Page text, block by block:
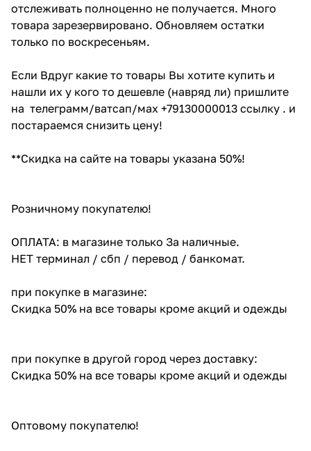
отслеживать полноценно не получается. Много
товара зарезервировано. Обновляем остатки
только по воскресеньям.
Если Вдруг какие то товары Вы хотите купить и
нашли их у кого то дешевле (навряд ли) пришлите
на телеграмм/ватсап/мах +79130000013 ссылку . и
постараемся снизить цену!
**Скидка на сайте на товары указана 50%!
Розничному покупателю!
ОПЛАТА: в магазине только За наличные.
НЕТ терминал / сбп / перевод / банкомат.
при покупке в магазине:
Скидка 50% на все товары кроме акций и одежды
при покупке в другой город через доставку:
Скидка 50% на все товары кроме акций и одежды
Оптовому покупателю!